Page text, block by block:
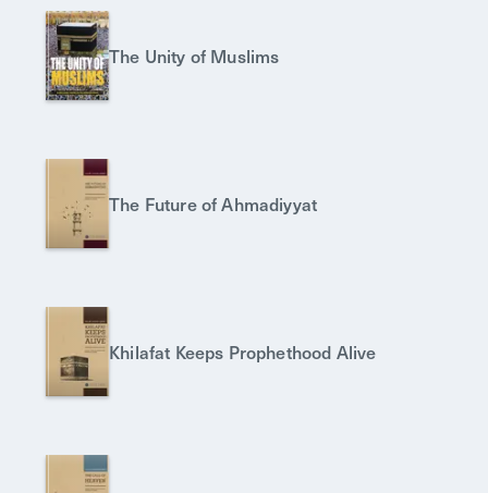
The Unity of Muslims
The Future of Ahmadiyyat
Khilafat Keeps Prophethood Alive